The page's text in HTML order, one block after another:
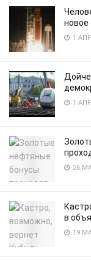
новое
1
1
26
в
19